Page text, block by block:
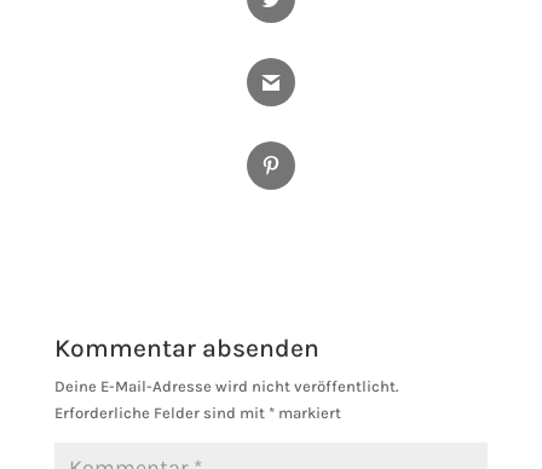
Kommentar absenden
Deine E-Mail-Adresse wird nicht veröffentlicht.
Erforderliche Felder sind mit *markiert